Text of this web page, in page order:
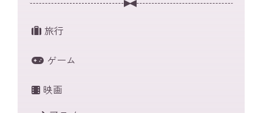
旅行
ゲーム
映画